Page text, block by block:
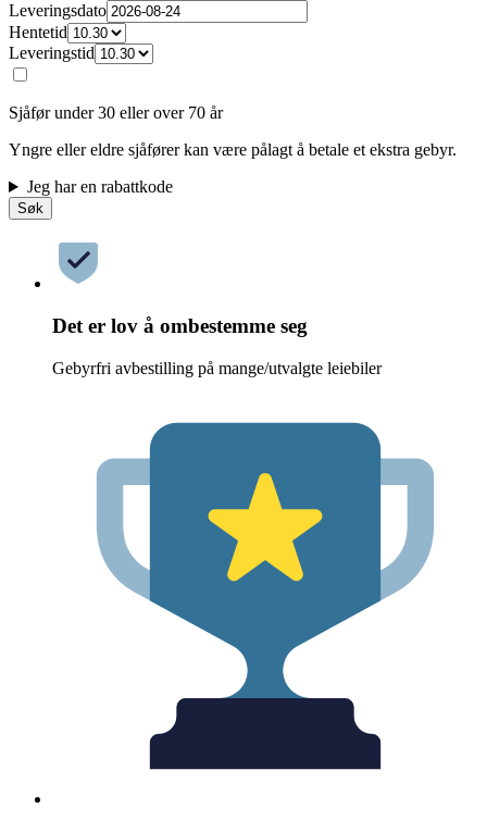
Leveringsdato
Hentetid
Leveringstid
Sjåfør under 30 eller over 70 år
Yngre eller eldre sjåfører kan være pålagt å betale et ekstra gebyr.
Jeg har en rabattkode
Søk
Det er lov å ombestemme seg
Gebyrfri avbestilling på mange/utvalgte leiebiler